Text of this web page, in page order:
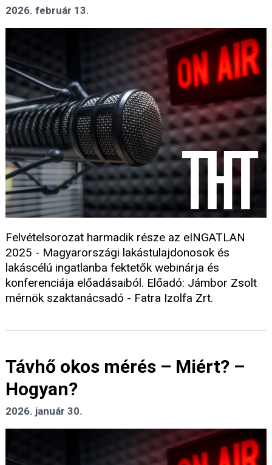
2026. február 13.
Felvételsorozat harmadik része az eINGATLAN
2025 - Magyarországi lakástulajdonosok és
lakáscélú ingatlanba fektetők webinárja és
konferenciája előadásaiból. Előadó: Jámbor Zsolt
mérnök szaktanácsadó - Fatra Izolfa Zrt.
Távhő okos mérés – Miért? –
Hogyan?
2026. január 30.